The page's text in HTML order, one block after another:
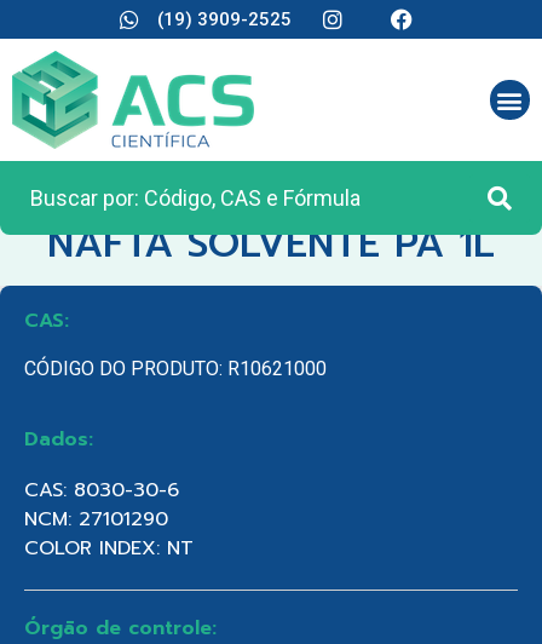
(19) 3909-2525
CATEGORIA:REAGENTES ANALÍTICOS
NAFTA SOLVENTE PA 1L
CAS:
CÓDIGO DO PRODUTO: R10621000
Dados:
CAS: 8030-30-6
NCM: 27101290
COLOR INDEX: NT
Órgão de controle: